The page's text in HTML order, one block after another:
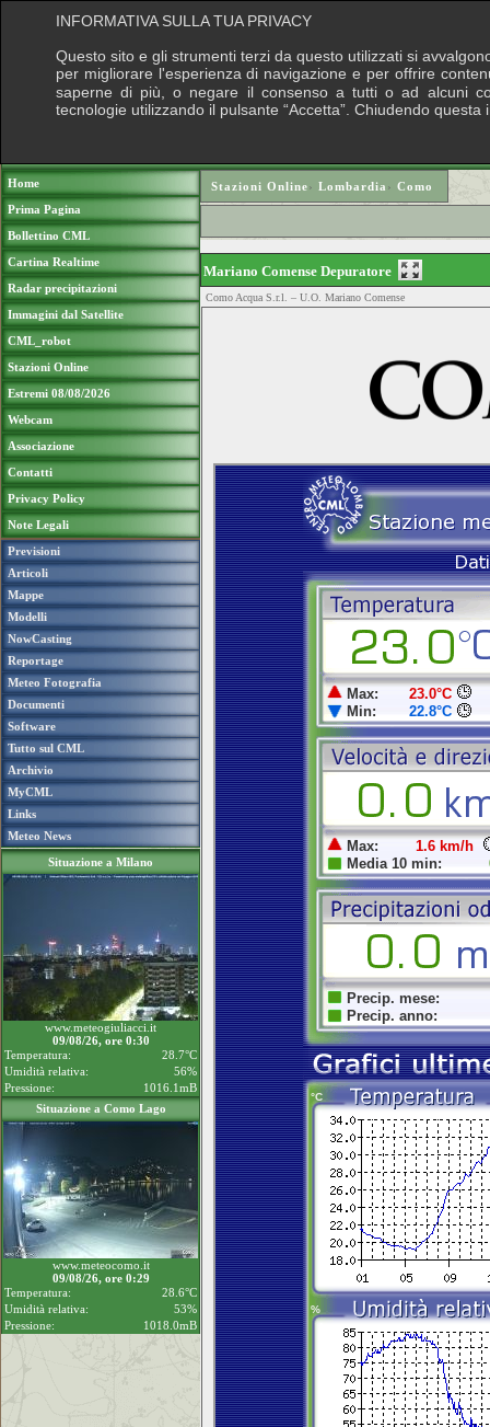
Home
Prima Pagina
Bollettino CML
Cartina Realtime
Radar precipitazioni
Immagini dal Satellite
CML_robot
Stazioni Online
Estremi 08/08/2026
Webcam
Associazione
Contatti
Privacy Policy
Note Legali
Previsioni
Articoli
Mappe
Modelli
NowCasting
Reportage
Meteo Fotografia
Documenti
Software
Tutto sul CML
Archivio
MyCML
Links
Meteo News
Situazione a Milano
www.meteogiuliacci.it
09/08/26, ore 0:30
Temperatura:
28.7°C
Umidità relativa:
56%
Pressione:
1016.1mB
Situazione a Como Lago
www.meteocomo.it
09/08/26, ore 0:29
Temperatura:
28.6°C
Umidità relativa:
53%
Pressione:
1018.0mB
Stazioni Online› Lombardia › Como
Mariano Comense Depuratore
Como Acqua S.r.l. – U.O. Mariano Comense
INFORMATIVA SULLA TUA PRIVACY
Questo sito e gli strumenti terzi da questo utilizzati si
per migliorare l'esperienza di navigazione e per offrire
saperne di più, o negare il consenso a tutti o ad alcuni
tecnologie utilizzando il pulsante “Accetta”. Chiudendo